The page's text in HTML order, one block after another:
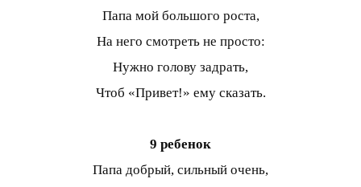
Папа мой большого роста,
На него смотреть не просто:
Нужно голову задрать,
Чтоб «Привет!» ему сказать.
9 ребенок
Папа добрый, сильный очень,